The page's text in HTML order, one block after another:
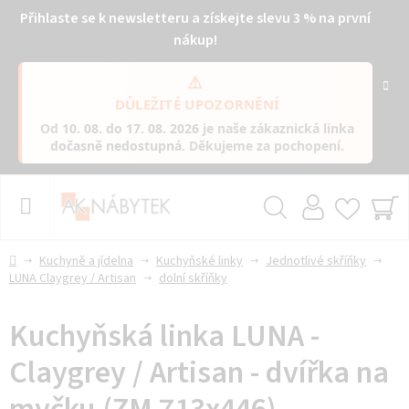
Přihlaste se k newsletteru a získejte slevu 3 % na první
nákup!
⚠️
DŮLEŽITÉ UPOZORNĚNÍ
Od 10. 08. do 17. 08. 2026 je naše zákaznická linka
dočasně nedostupná. Děkujeme za pochopení.
DomůKuchyně a jídelna Kuchyňské linky
Jednotlivé skříňky
LUNA Claygrey / Artisan
dolní skříňky
Kuchyňská linka LUNA -
Claygrey / Artisan - dvířka na